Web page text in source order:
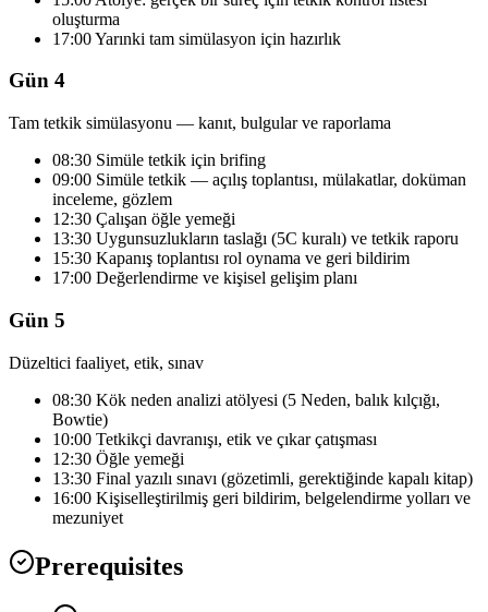
oluşturma
17:00 Yarınki tam simülasyon için hazırlık
Gün 4
Tam tetkik simülasyonu — kanıt, bulgular ve raporlama
08:30 Simüle tetkik için brifing
09:00 Simüle tetkik — açılış toplantısı, mülakatlar, doküman
inceleme, gözlem
12:30 Çalışan öğle yemeği
13:30 Uygunsuzlukların taslağı (5C kuralı) ve tetkik raporu
15:30 Kapanış toplantısı rol oynama ve geri bildirim
17:00 Değerlendirme ve kişisel gelişim planı
Gün 5
Düzeltici faaliyet, etik, sınav
08:30 Kök neden analizi atölyesi (5 Neden, balık kılçığı,
Bowtie)
10:00 Tetkikçi davranışı, etik ve çıkar çatışması
12:30 Öğle yemeği
13:30 Final yazılı sınavı (gözetimli, gerektiğinde kapalı kitap)
16:00 Kişiselleştirilmiş geri bildirim, belgelendirme yolları ve
mezuniyet
Prerequisites